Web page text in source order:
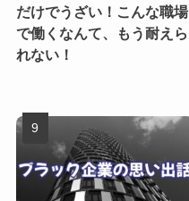
だけでうざい！こんな職場
で働くなんて、もう耐えら
れない！